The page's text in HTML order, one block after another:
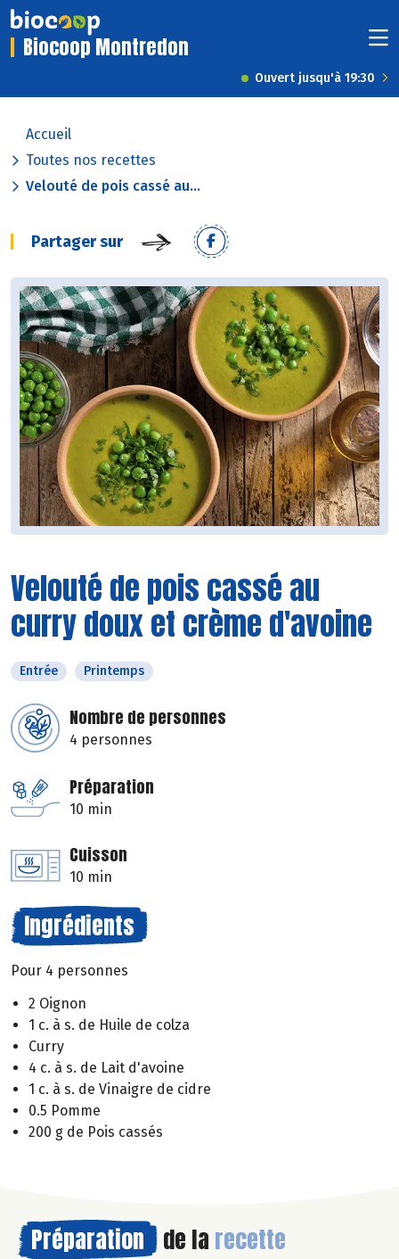
Biocoop Montredon
Ouvert jusqu'à 19:30
Accueil
Toutes nos recettes
Velouté de pois cassé au...
Partager sur
Velouté de pois cassé au
curry doux et crème d'avoine
Entrée Printemps
Nombre de personnes
4 personnes
Préparation
10 min
Cuisson
10 min
Ingrédients
Pour 4 personnes
2 Oignon
1 c. à s. de Huile de colza
Curry
4 c. à s. de Lait d'avoine
1 c. à s. de Vinaigre de cidre
0.5 Pomme
200 g de Pois cassés
Préparation de la recette